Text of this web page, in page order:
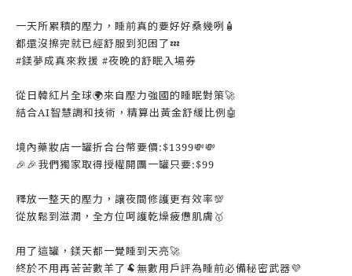
一天所累積的壓力，睡前真的要好好桑幾咧🧴
都還沒擦完就已經舒服到犯困了💤
#鎂夢成真來救援 #夜晚的舒眠入場券
從日韓紅片全球🌍來自壓力強國的睡眠對策🚀
結合AI智慧調和技術，精算出黃金舒緩比例🤖
境內藥妝店一罐折合台幣要價:$1399💸💸
🎉🎉我們獨家取得授權開團一罐只要:$99
釋放一整天的壓力，讓夜間修護更有效率💯
從放鬆到滋潤，全方位呵護乾燥疲憊肌膚🥇
用了這罐，鎂天都一覺睡到天亮🚀
終於不用再苦苦數羊了🐏無數用戶評為睡前必備秘密武器💜